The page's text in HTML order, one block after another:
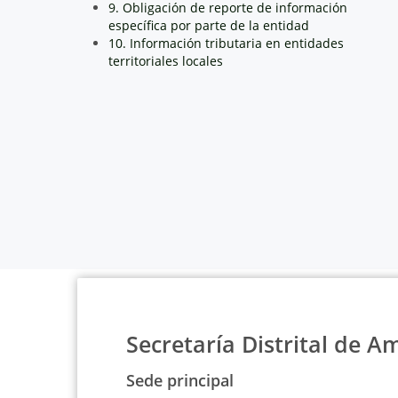
9. Obligación de reporte de información
específica por parte de la entidad
10. Información tributaria en entidades
territoriales locales
Secretaría Distrital de
Sede principal